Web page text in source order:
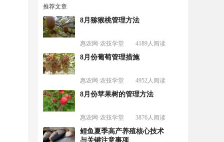
推荐文章
8月猕猴桃管理方法
惠农网·农技学堂 4189人阅读
8月份葡萄管理措施
惠农网·农技学堂 4952人阅读
8月份苹果树的管理方法
惠农网·农技学堂 3876人阅读
鲤鱼夏季高产养殖核心技术
与关键注意事项